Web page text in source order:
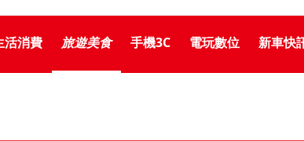
活消費 旅遊美食 手機3C 電玩數位 新車快